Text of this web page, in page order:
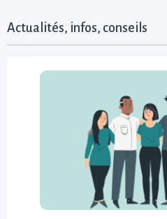
Actualités, infos, conseils